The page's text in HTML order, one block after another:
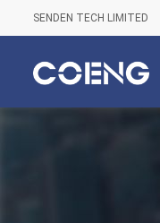
SENDEN TECH LIMITED